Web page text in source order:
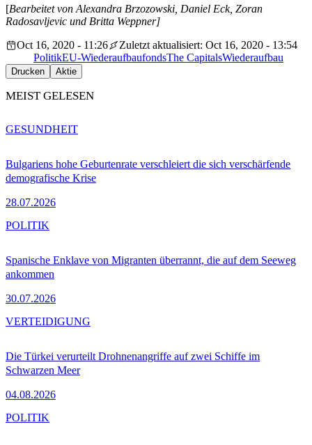
[Bearbeitet von Alexandra Brzozowski, Daniel Eck, Zoran
Radosavljevic und Britta Weppner]
Oct 16, 2020 - 11:26
Zuletzt aktualisiert: Oct 16, 2020 - 13:54
PolitikEU-WiederaufbaufondsThe CapitalsWiederaufbau
Drucken Aktie
MEIST GELESEN
Bulgariens hohe Geburtenrate verschleiert die sich verschärfende
demografische Krise
28.07.2026
GESUNDHEIT
Spanische Enklave von Migranten überrannt, die auf dem Seeweg
ankommen
30.07.2026
POLITIK
Die Türkei verurteilt Drohnenangriffe auf zwei Schiffe im
Schwarzen Meer
04.08.2026
VERTEIDIGUNG
POLITIK